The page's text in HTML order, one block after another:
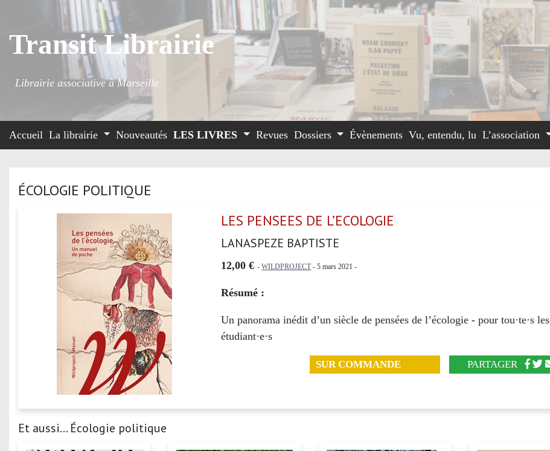
Transit Librairie
Librairie associative à Marseille
Accueil La librairie Nouveautés LES LIVRES Revues Dossiers Évènements Vu, entendu, lu L’association
ÉCOLOGIE POLITIQUE
LES PENSEES DE L’ECOLOGIE
LANASPEZE BAPTISTE
12,00 € -WILDPROJECT- 5 mars 2021 -
Résumé :
Un panorama inédit d’un siècle de pensées de l’écologie - pour tou·te·s les
étudiant·e·s
SUR COMMANDE PARTAGER
Et aussi... Écologie politique